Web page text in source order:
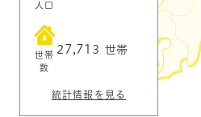
人口
世帯
数
27,713 世帯
統計情報を見る